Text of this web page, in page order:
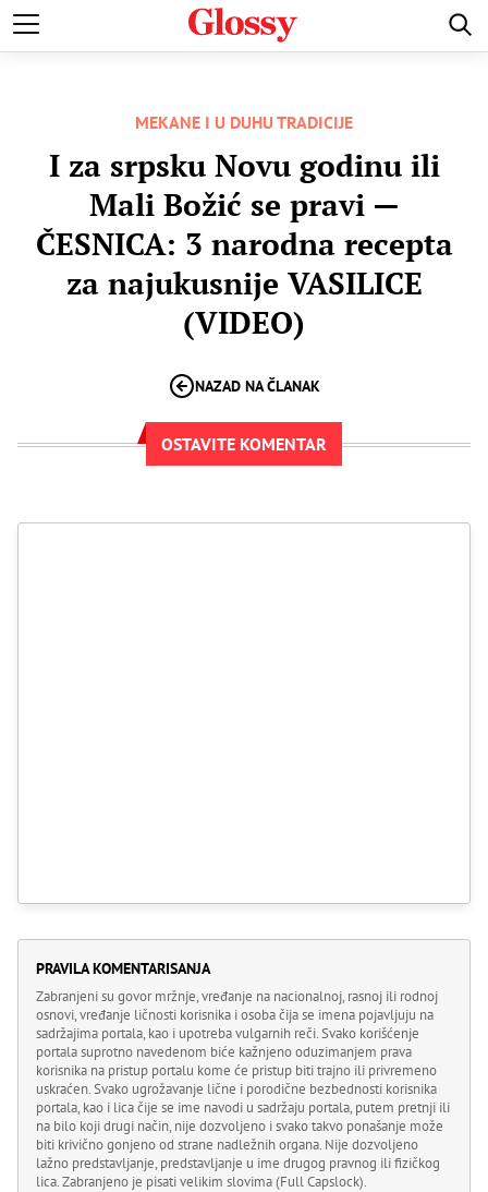
ZDRAVA HRANA RECEPTI DIJETE PUT DO SREĆE
MEKANE I U DUHU TRADICIJE
I za srpsku Novu godinu ili
Mali Božić se pravi —
ČESNICA: 3 narodna recepta
za najukusnije VASILICE
(VIDEO)
NAZAD NA ČLANAK
OSTAVITE KOMENTAR
PRAVILA KOMENTARISANJA
Zabranjeni su govor mržnje, vređanje na nacionalnoj, rasnoj ili rodnoj
osnovi, vređanje ličnosti korisnika i osoba čija se imena pojavljuju na
sadržajima portala, kao i upotreba vulgarnih reči. Svako korišćenje
portala suprotno navedenom biće kažnjeno oduzimanjem prava
korisnika na pristup portalu kome će pristup biti trajno ili privremeno
uskraćen. Svako ugrožavanje lične i porodične bezbednosti korisnika
portala, kao i lica čije se ime navodi u sadržaju portala, putem pretnji ili
na bilo koji drugi način, nije dozvoljeno i svako takvo ponašanje može
biti krivično gonjeno od strane nadležnih organa. Nije dozvoljeno
lažno predstavljanje, predstavljanje u ime drugog pravnog ili fizičkog
lica. Zabranjeno je pisati velikim slovima (Full Capslock).